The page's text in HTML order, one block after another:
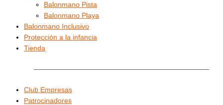
Balonmano Pista
Balonmano Playa
Balonmano Inclusivo
Protección a la infancia
Tienda
Club Empresas
Patrocinadores